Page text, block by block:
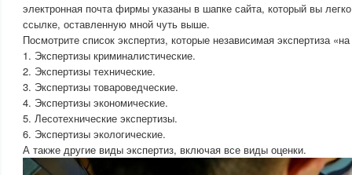
электронная почта фирмы указаны в шапке сайта, который вы
ссылке, оставленную мной чуть выше.
Посмотрите список экспертиз, которые независимая экспертиза
1. Экспертизы криминалистические.
2. Экспертизы технические.
3. Экспертизы товароведческие.
4. Экспертизы экономические.
5. Лесотехнические экспертизы.
6. Экспертизы экологические.
А также другие виды экспертиз, включая все виды оценки.